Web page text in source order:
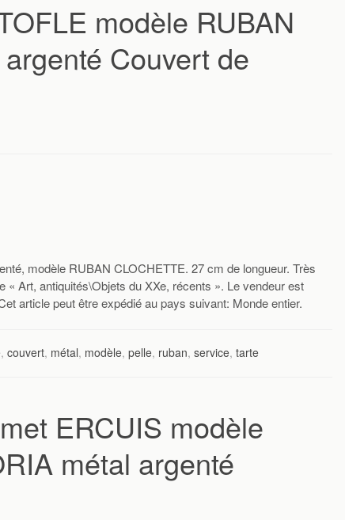
modèle RUBAN
Couvert de
modèle RUBAN CLOCHETTE. 27 cm de longueur. Très
« Art, antiquités\Objets du XXe, récents ». Le vendeur est
article peut être expédié au pays suivant: Monde entier.
, couvert, métal, modèle, pelle, ruban, service, tarte
ERCUIS modèle
métal argenté